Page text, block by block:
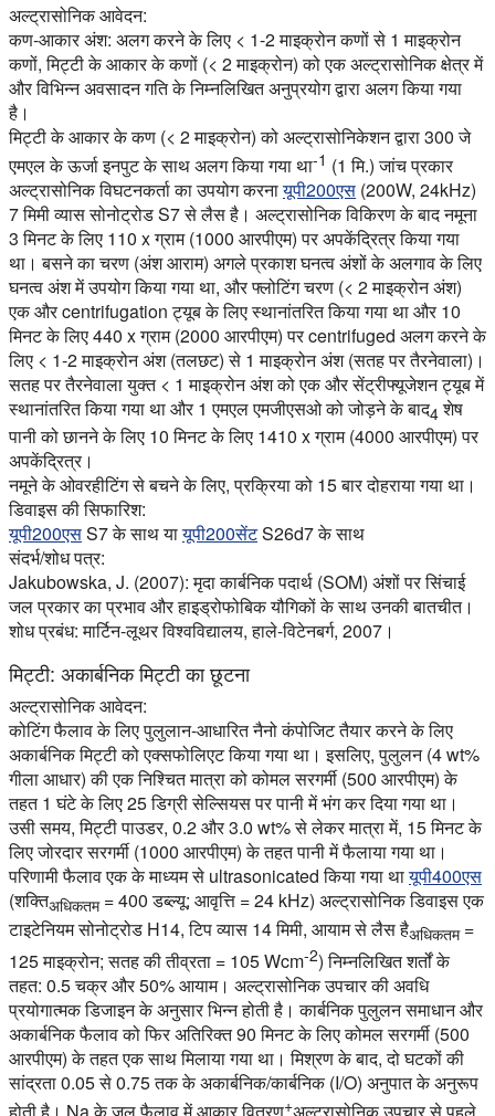
अल्ट्रासोनिक आवेदन:
कण-आकार अंश: अलग करने के लिए < 1-2 माइक्रोन कणों से 1 माइक्रोन
कणों, मिट्टी के आकार के कणों (< 2 माइक्रोन) को एक अल्ट्रासोनिक क्षेत्र में
और विभिन्न अवसादन गति के निम्नलिखित अनुप्रयोग द्वारा अलग किया गया
है।
मिट्टी के आकार के कण (< 2 माइक्रोन) को अल्ट्रासोनिकेशन द्वारा 300 जे
एमएल के ऊर्जा इनपुट के साथ अलग किया गया था-1 (1 मि.) जांच प्रकार
अल्ट्रासोनिक विघटनकर्ता का उपयोग करनायूपी200एस (200W, 24kHz)
7 मिमी व्यास सोनोट्रोड S7 से लैस है। अल्ट्रासोनिक विकिरण के बाद नमूना
3 मिनट के लिए 110 x ग्राम (1000 आरपीएम) पर अपकेंद्रित्र किया गया
था। बसने का चरण (अंश आराम) अगले प्रकाश घनत्व अंशों के अलगाव के लिए
घनत्व अंश में उपयोग किया गया था, और फ्लोटिंग चरण (< 2 माइक्रोन अंश)
एक और centrifugation ट्यूब के लिए स्थानांतरित किया गया था और 10
मिनट के लिए 440 x ग्राम (2000 आरपीएम) पर centrifuged अलग करने के
लिए < 1-2 माइक्रोन अंश (तलछट) से 1 माइक्रोन अंश (सतह पर तैरनेवाला)।
सतह पर तैरनेवाला युक्त < 1 माइक्रोन अंश को एक और सेंट्रीफ्यूजेशन ट्यूब में
स्थानांतरित किया गया था और 1 एमएल एमजीएसओ को जोड़ने के बाद4शेष
पानी को छानने के लिए 10 मिनट के लिए 1410 x ग्राम (4000 आरपीएम) पर
अपकेंद्रित्र।
नमूने के ओवरहीटिंग से बचने के लिए, प्रक्रिया को 15 बार दोहराया गया था।
डिवाइस की सिफारिश:
यूपी200एसS7 के साथ यायूपी200सेंटS26d7 के साथ
संदर्भ/शोध पत्र:
Jakubowska, J. (2007): मृदा कार्बनिक पदार्थ (SOM) अंशों पर सिंचाई
जल प्रकार का प्रभाव और हाइड्रोफोबिक यौगिकों के साथ उनकी बातचीत।
शोध प्रबंध: मार्टिन-लूथर विश्वविद्यालय, हाले-विटेनबर्ग, 2007।
मिट्टी: अकार्बनिक मिट्टी का छूटना
अल्ट्रासोनिक आवेदन:
कोटिंग फैलाव के लिए पुलुलान-आधारित नैनो कंपोजिट तैयार करने के लिए
अकार्बनिक मिट्टी को एक्सफोलिएट किया गया था। इसलिए, पुलुलन (4 wt%
गीला आधार) की एक निश्चित मात्रा को कोमल सरगर्मी (500 आरपीएम) के
तहत 1 घंटे के लिए 25 डिग्री सेल्सियस पर पानी में भंग कर दिया गया था।
उसी समय, मिट्टी पाउडर, 0.2 और 3.0 wt% से लेकर मात्रा में, 15 मिनट के
लिए जोरदार सरगर्मी (1000 आरपीएम) के तहत पानी में फैलाया गया था।
परिणामी फैलाव एक के माध्यम से ultrasonicated किया गया थायूपी400एस
(शक्तिअधिकतम= 400 डब्ल्यू; आवृत्ति = 24 kHz) अल्ट्रासोनिक डिवाइस एक
टाइटेनियम सोनोट्रोड H14, टिप व्यास 14 मिमी, आयाम से लैस हैअधिकतम=
125 माइक्रोन; सतह की तीव्रता = 105 Wcm-2) निम्नलिखित शर्तों के
तहत: 0.5 चक्र और 50% आयाम। अल्ट्रासोनिक उपचार की अवधि
प्रयोगात्मक डिजाइन के अनुसार भिन्न होती है। कार्बनिक पुलुलन समाधान और
अकार्बनिक फैलाव को फिर अतिरिक्त 90 मिनट के लिए कोमल सरगर्मी (500
आरपीएम) के तहत एक साथ मिलाया गया था। मिश्रण के बाद, दो घटकों की
सांद्रता 0.05 से 0.75 तक के अकार्बनिक/कार्बनिक (I/O) अनुपात के अनुरूप
+